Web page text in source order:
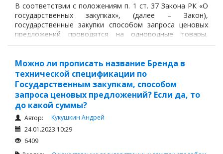
В соответствии с положениям п. 1 ст. 37 Закона РК «О
государственных закупках», (далее – Закон),
государственные закупки способом запроса ценовых
предложений проводятся на однородные товары,
работы, услуги, если годовые объемы таких
выражении не превышают восьмитысячекратный
размер месячного расчетного показателя,
установленного на соответствующий финансовый год
законом о республиканском бюджете.
Можно ли прописать название Бренда в
технической спецификации по
Государственным закупкам, способом
запроса ценовых предложений? Если да, то
до какой суммы?
Автор:
Кукушкин Андрей
24.01.2023 10:29
6409